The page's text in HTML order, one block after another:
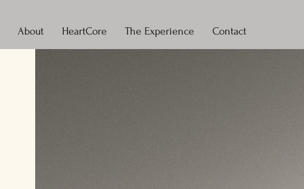
About HeartCore The Experience Contact